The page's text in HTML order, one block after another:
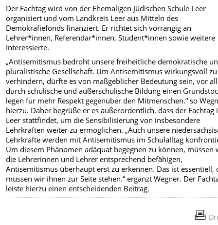
Der Fachtag wird von der Ehemaligen Jüdischen Schule Leer
organisiert und vom Landkreis Leer aus Mitteln des
Demokrafiefonds finanziert. Er richtet sich vorrangig an
Lehrer*innen, Referendar*innen, Student*innen sowie weitere
Interessierte.
„Antisemitismus bedroht unsere freiheitliche demokratische
pluralistische Gesellschaft. Um Antisemitismus wirkungsvoll zu
verhindern, dürfte es von maßgeblicher Bedeutung sein, vor
durch schulische und außerschulische Bildung einen
legen für mehr Respekt gegenüber den Mitmenschen.“ so
hierzu. Daher begrüße er es außerordentlich, dass der Fachtag
Leer stattfindet, um die Sensibilisierung von insbesondere
Lehrkräften weiter zu ermöglichen. „Auch unsere
Lehrkräfte werden mit Antisemitismus im Schulalltag
Um diesem Phänomen adäquat begegnen zu können, müssen
die Lehrerinnen und Lehrer entsprechend befähigen,
Antisemitismus überhaupt erst zu erkennen. Das ist essentiell,
müssen wir ihnen zur Seite stehen.“ ergänzt Wegner. Der
leiste hierzu einen entscheidenden Beitrag.